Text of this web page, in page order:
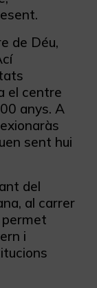
de Déu,
el centre
anys. A
sent hui
del
al carrer
permet
i